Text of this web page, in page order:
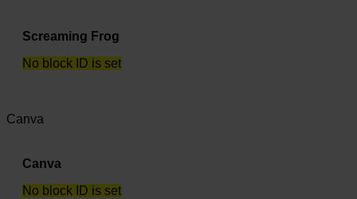
Screaming Frog
No block ID is set
Canva
Canva
No block ID is set